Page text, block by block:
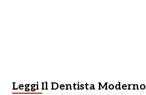
Leggi Il Dentista Moderno